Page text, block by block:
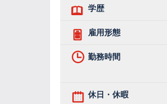
学歴
雇用形態
勤務時間
休日・休暇